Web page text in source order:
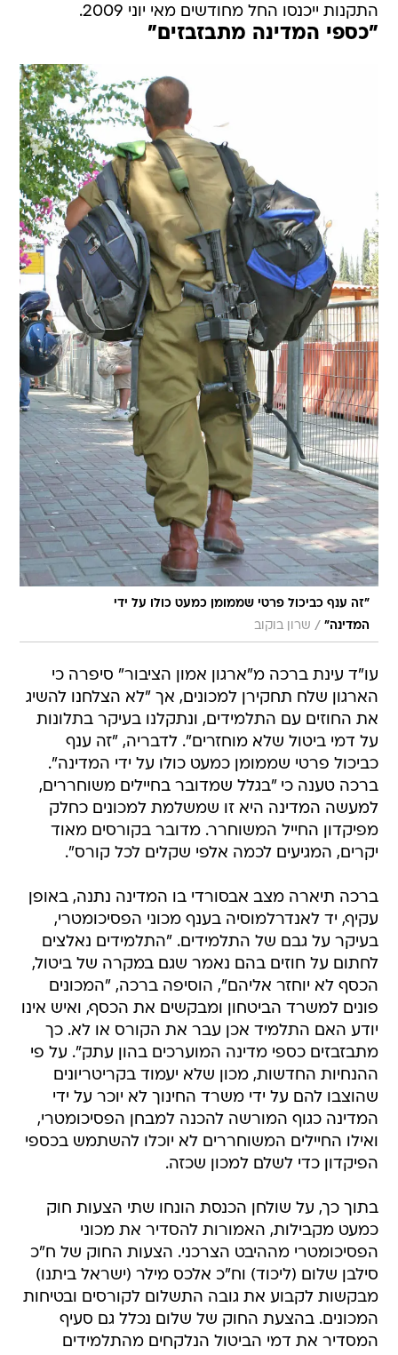
התקנות ייכנסו החל מחודשים מאי יוני 2009.
"כספי המדינה מתבזבזים"
"זה ענף כביכול פרטי שממומן כמעט כולו על ידי
המדינה" / שרון בוקוב
עו"ד עינת ברכה מ"ארגון אמון הציבור" סיפרה כי
הארגון שלח תחקירן למכונים, אך "לא הצלחנו להשיג
את החוזים עם התלמידים, ונתקלנו בעיקר בתלונות
על דמי ביטול שלא מוחזרים". לדבריה, "זה ענף
כביכול פרטי שממומן כמעט כולו על ידי המדינה".
ברכה טענה כי "בגלל שמדובר בחיילים משוחררים,
למעשה המדינה היא זו שמשלמת למכונים כחלק
מפיקדון החייל המשוחרר. מדובר בקורסים מאוד
יקרים, המגיעים לכמה אלפי שקלים לכל קורס".
ברכה תיארה מצב אבסורדי בו המדינה נתנה, באופן
עקיף, יד לאנדרלמוסיה בענף מכוני הפסיכומטרי,
בעיקר על גבם של התלמידים. "התלמידים נאלצים
לחתום על חוזים בהם נאמר שגם במקרה של ביטול,
הכסף לא יוחזר אליהם", הוסיפה ברכה, "המכונים
פונים למשרד הביטחון ומבקשים את הכסף, ואיש אינו
יודע האם התלמיד אכן עבר את הקורס או לא. כך
מתבזבזים כספי מדינה המוערכים בהון עתק". על פי
ההנחיות החדשות, מכון שלא יעמוד בקריטריונים
שהוצבו להם על ידי משרד החינוך לא יוכר על ידי
המדינה כגוף המורשה להכנה למבחן הפסיכומטרי,
ואילו החיילים המשוחררים לא יוכלו להשתמש בכספי
הפיקדון כדי לשלם למכון שכזה.
בתוך כך, על שולחן הכנסת הונחו שתי הצעות חוק
כמעט מקבילות, האמורות להסדיר את מכוני
הפסיכומטרי מההיבט הצרכני. הצעות החוק של ח"כ
סילבן שלום (ליכוד) וח"כ אלכס מילר (ישראל ביתנו)
מבקשות לקבוע את גובה התשלום לקורסים ובטיחות
המכונים. בהצעת החוק של שלום נכלל גם סעיף
המסדיר את דמי הביטול הנלקחים מהתלמידים